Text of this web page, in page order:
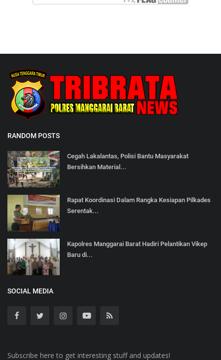
RANDOM POSTS
Cegah Lakalantas, Polisi Bantu Masyarakat
Bersihkan Material...
Rapat Koordinasi Dalam Rangka Kesiapan Pilkades
Serentak...
Kapolres Manggarai Barat Hadiri Pelantikan Vikep
Baru di...
SOCIAL MEDIA
Subscribe here to get interesting stuff and updates!